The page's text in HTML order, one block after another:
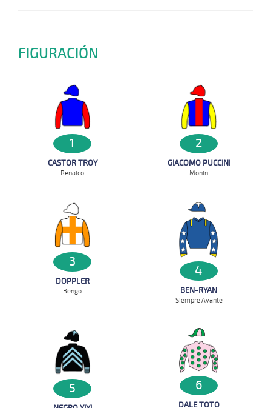
FIGURACIÓN
1
CASTOR TROY
Renaico
2
GIACOMO PUCCINI
Monin
3
DOPPLER
Bengo
4
BEN-RYAN
Siempre Avante
5 6
DALE TOTO